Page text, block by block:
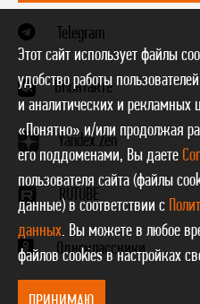
Telegram
ВКонтакте
Yandex.Zen
RUTUBE
Одноклассники
Этот сайт использует файлы
удобство работы
и аналитических и
«Понятно» и/или продолжая
его поддоменами, Вы даете
пользователя сайта (файлы
данные) в соответствии с
данных. Вы можете в любое
файлов cookies в настройках